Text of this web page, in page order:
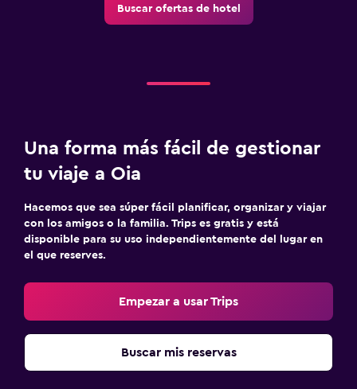
Almohada de plumas
Enchufe cerca de la cama
Armario o clóset
Salud y seguridad
Limpieza diaria
Cámaras CCTV en zonas comunes
Cámaras CCTV en el exterior
Botiquín de primeros auxilios
Buscar ofertas de hotel
Una forma más fácil de gestionar
tu viaje a Oia
Hacemos que sea súper fácil planificar, organizar y viajar
con los amigos o la familia. Trips es gratis y está
disponible para su uso independientemente del lugar en
el que reserves.
Empezar a usar Trips
Buscar mis reservas